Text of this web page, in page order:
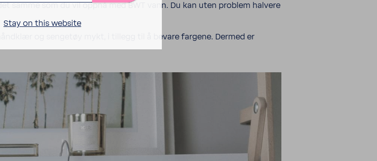
samme som du vil oppnå med BWT vann. Du kan uten problem halvere
og sengetøy mykt, i tillegg til å bevare fargene. Dermed er
Stay on this website